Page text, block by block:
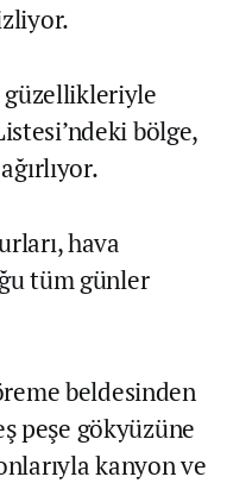
bölge,
hava
tüm günler
beldesinden
peşe gökyüzüne
kanyon ve